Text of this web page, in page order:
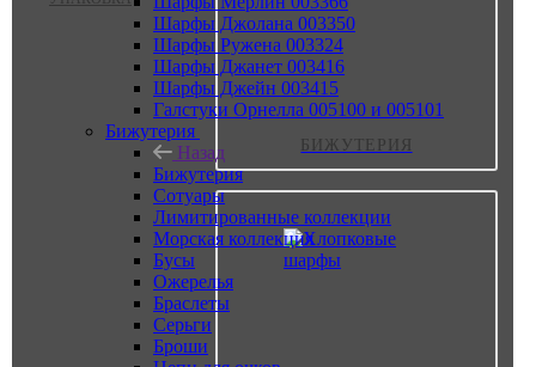
БИЖУТЕРИЯ
Шарфы Джолана 003350
Шарфы Ружена 003324
Шарфы Джанет 003416
Шарфы Джейн 003415
Галстуки Орнелла 005100 и 005101
Бижутерия
Назад
Бижутерия
Сотуары
Лимитированные коллекции
Морская коллекция
Бусы
Ожерелья
Браслеты
Серьги
Броши